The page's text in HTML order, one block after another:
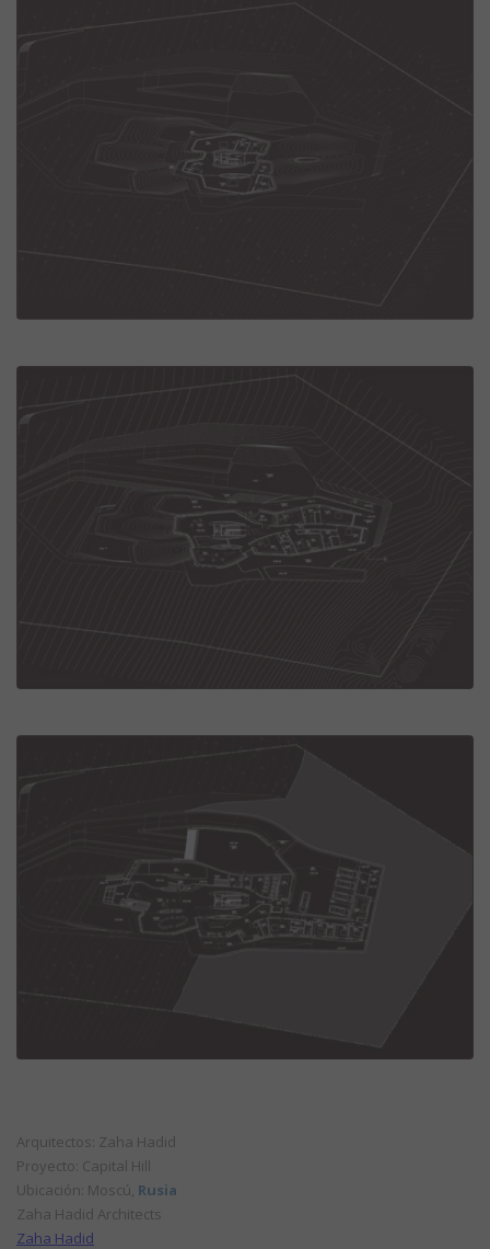
Arquitectos: Zaha Hadid
Proyecto: Capital Hill
Ubicación: Moscú, Rusia
Zaha Hadid Architects
Zaha Hadid